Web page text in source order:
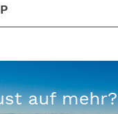
auf mehr?